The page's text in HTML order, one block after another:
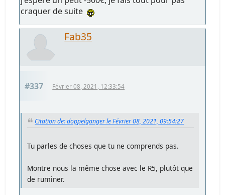
craquer de suite
Fab35
#337 Février 08, 2021, 12:33:54
Citation de: doppelganger le Février 08, 2021, 09:54:27
Tu parles de choses que tu ne comprends pas.
Montre nous la même chose avec le R5, plutôt que
de ruminer.